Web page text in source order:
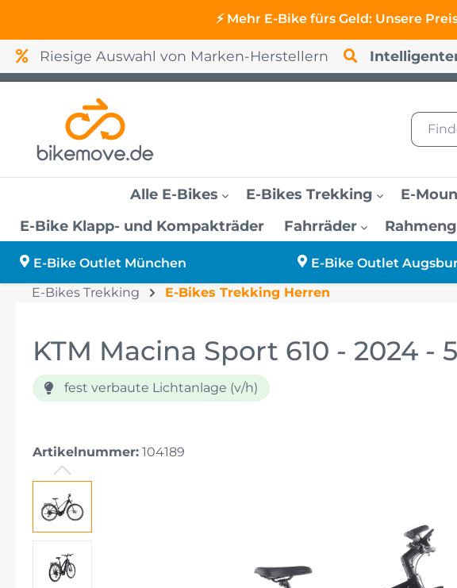
⚡ Mehr E-Bike fürs Geld: Unsere
Riesige Auswahl von Marken-Herstellern
Alle E-Bikes E-Bikes Trekking E-
E-Bike Klapp- und Kompakträder
Fahrräder
E-Bikes bis 2000 Euro
E-Bikes bis 3000 Euro
E-Bikes B-Ware
E-Bikes für Senioren
E-Bikes Trekking Herren
E-Bikes Fully
E-Bikes City Herren
KTM Lastenräder
Mountainbikes
Reklamation
E-Bike Finanzierung
E-Bike Outlet München
E-Bike Outlet Schweinfurt
E-Bike Outlet München E-Bike Outlet
E-Bikes Trekking
E-Bikes Trekking Herren
KTM Macina Sport 610 - 2024 -
fest verbaute Lichtanlage (v/h)
Artikelnummer: 104189